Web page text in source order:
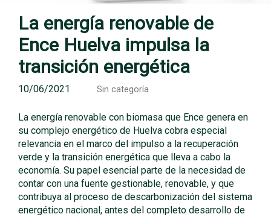
La energía renovable de
Ence Huelva impulsa la
transición energética
10/06/2021 Sin categoría
La energía renovable con biomasa que Ence genera en
su complejo energético de Huelva cobra especial
relevancia en el marco del impulso a la recuperación
verde y la transición energética que lleva a cabo la
economía. Su papel esencial parte de la necesidad de
contar con una fuente gestionable, renovable, y que
contribuya al proceso de descarbonización del sistema
energético nacional, antes del completo desarrollo de